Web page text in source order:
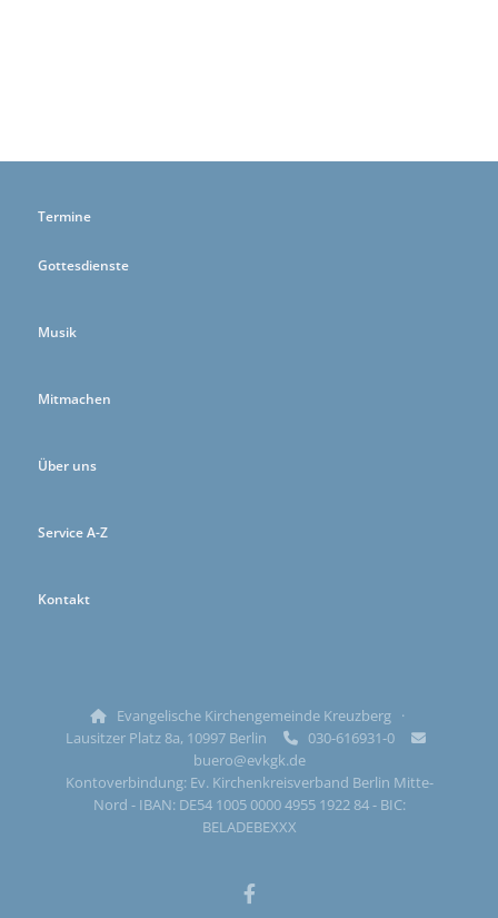
Termine
Gottesdienste
Musik
Mitmachen
Über uns
Service A-Z
Kontakt

Evangelische Kirchengemeinde Kreuzberg ·
Lausitzer Platz 8a, 10997 Berlin
 030-616931-0 
buero@evkgk.de
Kontoverbindung: Ev. Kirchenkreisverband Berlin Mitte-
Nord - IBAN: DE54 1005 0000 4955 1922 84 - BIC:
BELADEBEXXX